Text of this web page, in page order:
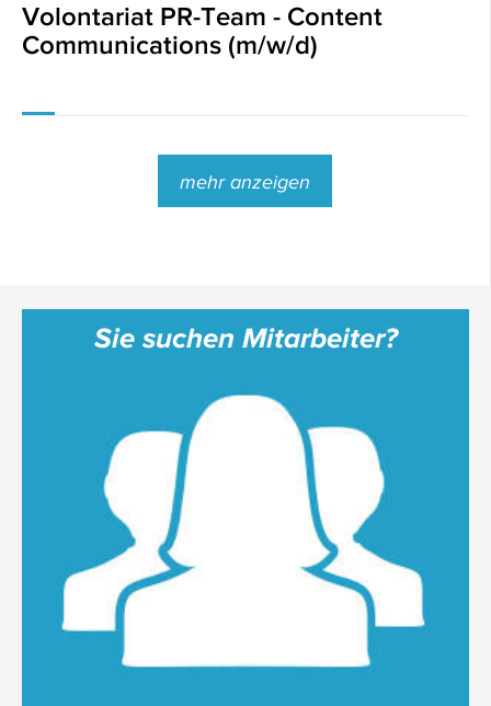
Volontariat PR-Team - Content
Communications (m/w/d)
mehr anzeigen
Sie suchen Mitarbeiter?